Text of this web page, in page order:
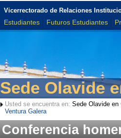
Vicerrectorado de Relaciones
Estudiantes Futuros Estudiantes
Sede Olavide
Usted se encuentra en: Sede Olavide en
Ventura Galera
Conferencia